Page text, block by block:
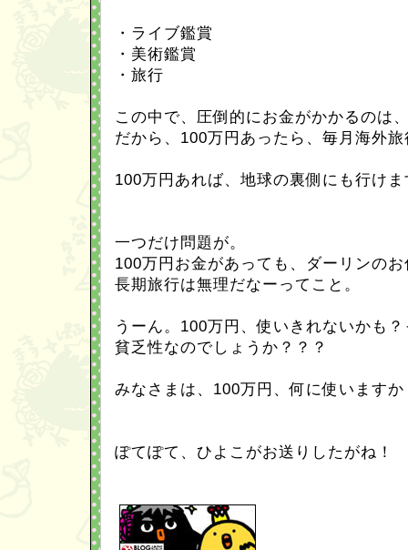
・ライブ鑑賞
・美術鑑賞
・旅行
この中で、圧倒的にお金がかかるのは
だから、100万円あったら、毎月海外
100万円あれば、地球の裏側にも行け
一つだけ問題が。
100万円お金があっても、ダーリンの
長期旅行は無理だなーってこと。
うーん。100万円、使いきれないかも
貧乏性なのでしょうか？？？
みなさまは、100万円、何に使いますか
ぽてぽて、ひよこがお送りしたがね！